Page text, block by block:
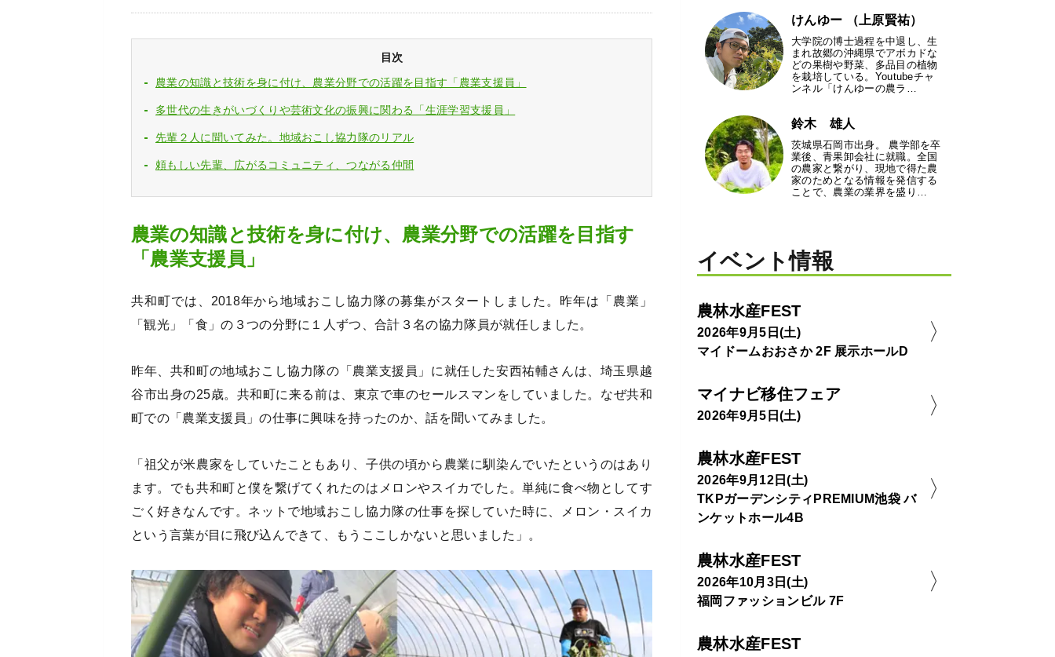
目次
農業の知識と技術を身に付け、農業分野での活躍を目指す「農業支援員」
多世代の生きがいづくりや芸術文化の振興に関わる「生涯学習支援員」
先輩２人に聞いてみた。地域おこし協力隊のリアル
頼もしい先輩、広がるコミュニティ、つながる仲間
農業の知識と技術を身に付け、農業分野での活躍を目指す
「農業支援員」
共和町では、2018年から地域おこし協力隊の募集がスタートしました。昨年は「農業」
「観光」「食」の３つの分野に１人ずつ、合計３名の協力隊員が就任しました。
昨年、共和町の地域おこし協力隊の「農業支援員」に就任した安西祐輔さんは、埼玉県越
谷市出身の25歳。共和町に来る前は、東京で車のセールスマンをしていました。なぜ共和
町での「農業支援員」の仕事に興味を持ったのか、話を聞いてみました。
「祖父が米農家をしていたこともあり、子供の頃から農業に馴染んでいたというのはあり
ます。でも共和町と僕を繋げてくれたのはメロンやスイカでした。単純に食べ物としてす
ごく好きなんです。ネットで地域おこし協力隊の仕事を探していた時に、メロン・スイカ
という言葉が目に飛び込んできて、もうここしかないと思いました」。
けんゆー （上原賢祐）
大学院の博士過程を中退し、生
まれ故郷の沖縄県でアボカドな
どの果樹や野菜、多品目の植物
を栽培している。Youtubeチャ
ンネル「けんゆーの農ラ…
鈴木 雄人
茨城県石岡市出身。 農学部を卒
業後、青果卸会社に就職。全国
の農家と繋がり、現地で得た農
家のためとなる情報を発信する
ことで、農業の業界を盛り…
イベント情報
農林水産FEST
2026年9月5日(土)
マイドームおおさか 2F 展示ホールD
マイナビ移住フェア
2026年9月5日(土)
農林水産FEST
2026年9月12日(土)
TKPガーデンシティPREMIUM池袋 バ
ンケットホール4B
農林水産FEST
2026年10月3日(土)
福岡ファッションビル 7F
農林水産FEST